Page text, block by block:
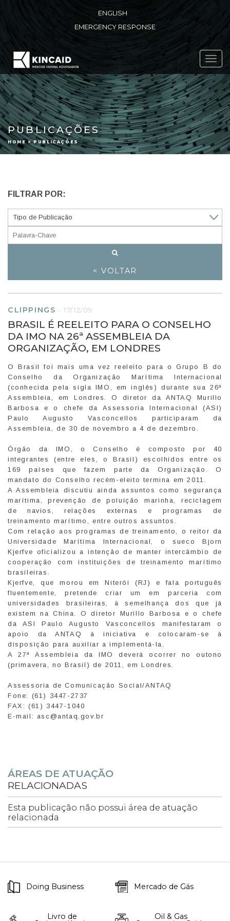
ENGLISH
EMERGENCY RESPONSE
PUBLICAÇÕES
HOME > PUBLICAÇÕES
FILTRAR POR:
< VOLTAR
CLIPPINGS -17/12/09
BRASIL É REELEITO PARA O CONSELHO
DA IMO NA 26ª ASSEMBLEIA DA
ORGANIZAÇÃO, EM LONDRES
O Brasil foi mais uma vez reeleito para o Grupo B do
Conselho da Organização Marítima Internacional
(conhecida pela sigla IMO, em inglês) durante sua 26ª
Assembleia, em Londres. O diretor da ANTAQ Murillo
Barbosa e o chefe da Assessoria Internacional (ASI)
Paulo Augusto Vasconcellos participaram da
Assembleia, de 30 de novembro a 4 de dezembro.
Órgão da IMO, o Conselho é composto por 40
integrantes (entre eles, o Brasil) escolhidos entre os
169 países que fazem parte da Organização. O
mandato do Conselho recém-eleito termina em 2011.
A Assembleia discutiu ainda assuntos como segurança
marítima, prevenção de poluição marinha, reciclagem
de navios, relações externas e programas de
treinamento marítimo, entre outros assuntos.
Com relação aos programas de treinamento, o reitor da
Universidade Marítima Internacional, o sueco Bjorn
Kjerfve oficializou a intenção de manter intercâmbio de
cooperação com instituições de treinamento marítimo
brasileiras.
Kjerfve, que morou em Niterói (RJ) e fala português
fluentemente, pretende criar um em parceria com
universidades brasileiras, à semelhança dos que já
existem na China. O diretor Murillo Barbosa e o chefe
da ASI Paulo Augusto Vasconcellos manifestaram o
apoio da ANTAQ à iniciativa e colocaram-se à
disposição para auxiliar a implementá-la.
A 27ª Assembleia da IMO deverá ocorrer no outono
(primavera, no Brasil) de 2011, em Londres.
Assessoria de Comunicação Social/ANTAQ
Fone: (61) 3447-2737
FAX: (61) 3447-1040
E-mail: asc@antaq.gov.br
ÁREAS DE ATUAÇÃO
RELACIONADAS
Esta publicação não possui área de atuação
relacionada
Doing Business Mercado de Gás
Livro de Oil & Gas